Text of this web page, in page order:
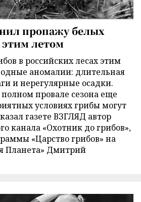
пропажу белых
этим летом
в российских лесах этим
аномалии: длительная
и нерегулярные осадки.
провале сезона еще
условиях грибы могут
газете ВЗГЛЯД автор
канала «Охотник до грибов»,
«Царство грибов» на
Планета» Дмитрий